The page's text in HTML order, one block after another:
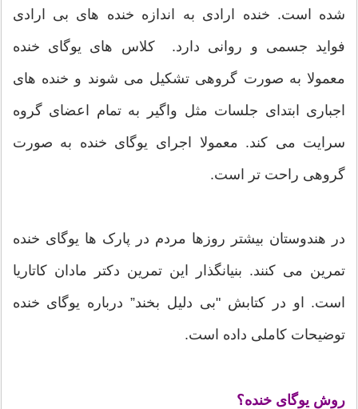
شده است. خنده ارادی به اندازه خنده های بی ارادی
فواید جسمی و روانی دارد. کلاس های یوگای خنده
معمولا به صورت گروهی تشکیل می شوند و خنده های
اجباری ابتدای جلسات مثل واگیر به تمام اعضای گروه
سرایت می کند. معمولا اجرای یوگای خنده به صورت
گروهی راحت تر است.
در هندوستان بیشتر روزها مردم در پارک ها یوگای خنده
تمرین می کنند. بنیانگذار این تمرین دکتر مادان کاتاریا
است. او در کتابش "بی دلیل بخند” درباره یوگای خنده
توضیحات کاملی داده است.
روش یوگای خنده؟